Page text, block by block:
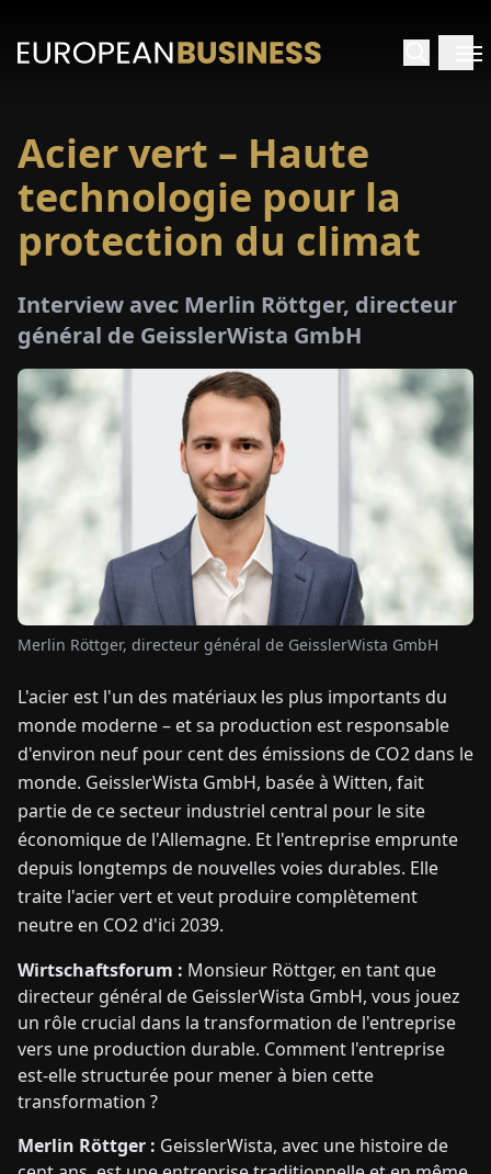
ENDE FRES ITNLPLHU
CONTACTEZ-
NOUS
Acier vert – Haute
technologie pour la
protection du climat
Interview avec Merlin Röttger, directeur
général de GeisslerWista GmbH
Merlin Röttger, directeur général de GeisslerWista GmbH
L'acier est l'un des matériaux les plus importants du
monde moderne – et sa production est responsable
d'environ neuf pour cent des émissions de CO2 dans le
monde. GeisslerWista GmbH, basée à Witten, fait
partie de ce secteur industriel central pour le site
économique de l'Allemagne. Et l'entreprise emprunte
depuis longtemps de nouvelles voies durables. Elle
traite l'acier vert et veut produire complètement
neutre en CO2 d'ici 2039.
Wirtschaftsforum : Monsieur Röttger, en tant que
directeur général de GeisslerWista GmbH, vous jouez
un rôle crucial dans la transformation de l'entreprise
vers une production durable. Comment l'entreprise
est-elle structurée pour mener à bien cette
transformation ?
Merlin Röttger : GeisslerWista, avec une histoire de